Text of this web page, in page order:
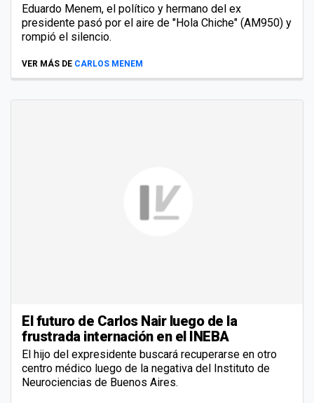
Eduardo Menem, el político y hermano del ex
presidente pasó por el aire de "Hola Chiche" (AM950) y
rompió el silencio.
VER MÁS DE CARLOS MENEM
El futuro de Carlos Nair luego de la
frustrada internación en el INEBA
El hijo del expresidente buscará recuperarse en otro
centro médico luego de la negativa del Instituto de
Neurociencias de Buenos Aires.